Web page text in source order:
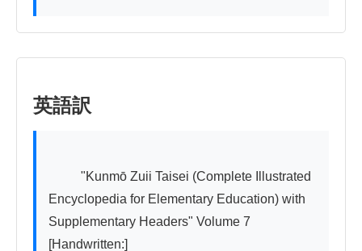
英語訳
Encyclopedia for Elementary Education) with
Supplementary Headers" Volume 7
[Handwritten:]